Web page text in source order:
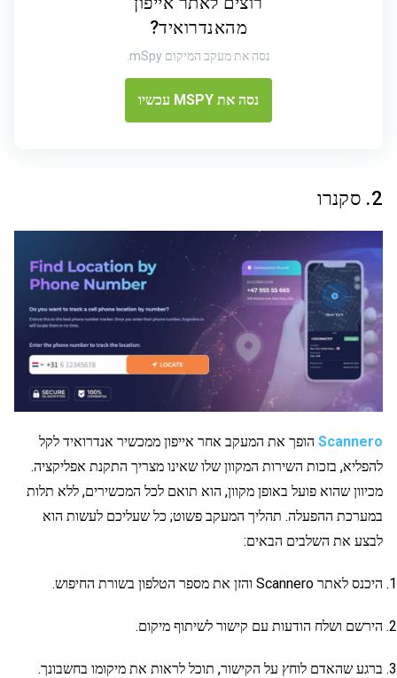
מהאנדרואיד?
נסה את מעקב המיקום mSpy.
נסה את MSPY עכשיו
2. סקנרו
Scannero הופך את המעקב אחר אייפון ממכשיר אנדרואיד לקל
להפליא, בזכות השירות המקוון שלו שאינו מצריך התקנת אפליקציה.
מכיוון שהוא פועל באופן מקוון, הוא תואם לכל המכשירים, ללא תלות
במערכת ההפעלה. תהליך המעקב פשוט; כל שעליכם לעשות הוא
לבצע את השלבים הבאים:
היכנס לאתר Scannero והזן את מספר הטלפון בשורת החיפוש.
הירשם ושלח הודעות עם קישור לשיתוף מיקום.
ברגע שהאדם לוחץ על הקישור, תוכל לראות את מיקומו בחשבונך.